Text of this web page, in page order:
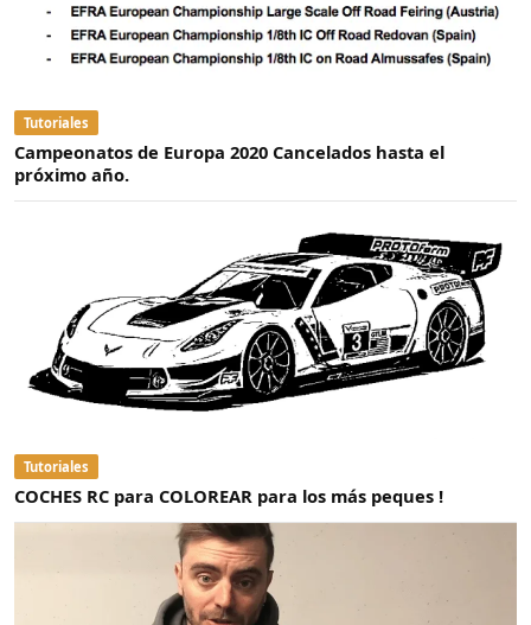
Tutoriales
Campeonatos de Europa 2020 Cancelados hasta el
próximo año.
Tutoriales
COCHES RC para COLOREAR para los más peques !